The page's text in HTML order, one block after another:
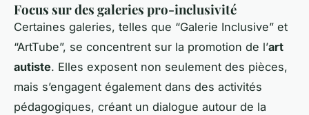
Focus sur des galeries pro-inclusivité
Certaines galeries, telles que “Galerie Inclusive” et
“ArtTube”, se concentrent sur la promotion de l’art
autiste. Elles exposent non seulement des pièces,
mais s’engagent également dans des activités
pédagogiques, créant un dialogue autour de la